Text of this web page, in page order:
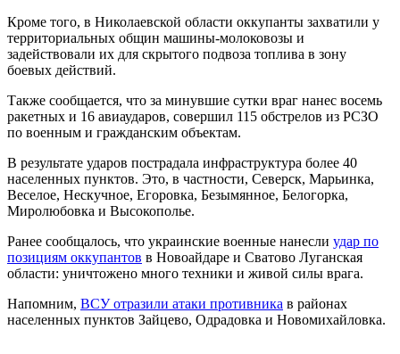
Кроме того, в Николаевской области оккупанты захватили у
территориальных общин машины-молоковозы и
задействовали их для скрытого подвоза топлива в зону
боевых действий.
Также сообщается, что за минувшие сутки враг нанес восемь
ракетных и 16 авиаударов, совершил 115 обстрелов из РСЗО
по военным и гражданским объектам.
В результате ударов пострадала инфраструктура более 40
населенных пунктов. Это, в частности, Северск, Марьинка,
Веселое, Нескучное, Егоровка, Безымянное, Белогорка,
Миролюбовка и Высокополье.
Ранее сообщалось, что украинские военные нанесли удар по
позициям оккупантов в Новоайдаре и Сватово Луганская
области: уничтожено много техники и живой силы врага.
Напомним, ВСУ отразили атаки противника в районах
населенных пунктов Зайцево, Одрадовка и Новомихайловка.